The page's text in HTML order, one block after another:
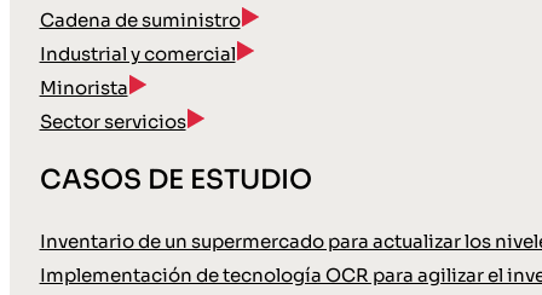
Cadena de suministro
Industrial y comercial
Minorista
Sector servicios
CASOS DE ESTUDIO
Inventario de un supermercado para actualizar los
Implementación de tecnología OCR para agilizar el